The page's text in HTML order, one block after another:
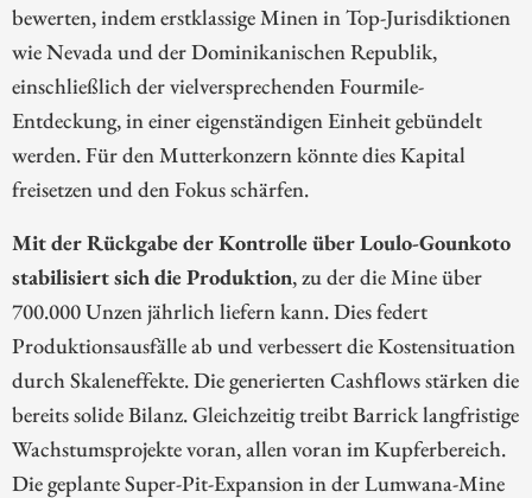
bewerten, indem erstklassige Minen in Top-Jurisdiktionen
wie Nevada und der Dominikanischen Republik,
einschließlich der vielversprechenden Fourmile-
Entdeckung, in einer eigenständigen Einheit gebündelt
werden. Für den Mutterkonzern könnte dies Kapital
freisetzen und den Fokus schärfen.
Mit der Rückgabe der Kontrolle über Loulo-Gounkoto
stabilisiert sich die Produktion, zu der die Mine über
700.000 Unzen jährlich liefern kann. Dies federt
Produktionsausfälle ab und verbessert die Kostensituation
durch Skaleneffekte. Die generierten Cashflows stärken die
bereits solide Bilanz. Gleichzeitig treibt Barrick langfristige
Wachstumsprojekte voran, allen voran im Kupferbereich.
Die geplante Super-Pit-Expansion in der Lumwana-Mine